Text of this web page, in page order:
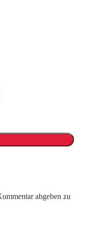
abgeben zu